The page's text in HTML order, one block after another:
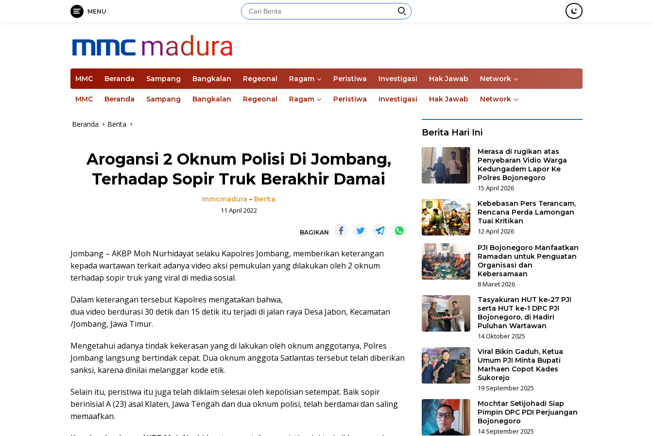
MENU
MMC Beranda Sampang Bangkalan Regeonal Ragam Peristiwa Investigasi Hak Jawab Network
MMC Beranda Sampang Bangkalan Regeonal Ragam Peristiwa Investigasi Hak Jawab Network
Beranda Berita
Arogansi 2 Oknum Polisi Di Jombang,
Terhadap Sopir Truk Berakhir Damai
mmcmadura - Berita
11 April 2022
BAGIKAN
Jombang – AKBP Moh Nurhidayat selaku Kapolres Jombang, memberikan keterangan
kepada wartawan terkait adanya video aksi pemukulan yang dilakukan oleh 2 oknum
terhadap sopir truk yang viral di media sosial.
Dalam keterangan tersebut Kapolres mengatakan bahwa,
dua video berdurasi 30 detik dan 15 detik itu terjadi di jalan raya Desa Jabon, Kecamatan
/Jombang, Jawa Timur.
Mengetahui adanya tindak kekerasan yang di lakukan oleh oknum anggotanya, Polres
Jombang langsung bertindak cepat. Dua oknum anggota Satlantas tersebut telah diberikan
sanksi, karena dinilai melanggar kode etik.
Selain itu, peristiwa itu juga telah diklaim selesai oleh kepolisian setempat. Baik sopir
berinisial A (23) asal Klaten, Jawa Tengah dan dua oknum polisi, telah berdamai dan saling
memaafkan.
Berita Hari Ini
Merasa di rugikan atas
Penyebaran Vidio Warga
Kedungadem Lapor Ke
Polres Bojonegoro
15 April 2026
Kebebasan Pers Terancam,
Rencana Perda Lamongan
Tuai Kritikan
12 April 2026
PJI Bojonegoro Manfaatkan
Ramadan untuk Penguatan
Organisasi dan
Kebersamaan
8 Maret 2026
Tasyakuran HUT ke-27 PJI
serta HUT ke-1 DPC PJI
Bojonegoro, di Hadiri
Puluhan Wartawan
14 Oktober 2025
Viral Bikin Gaduh, Ketua
Umum PJI Minta Bupati
Marhaen Copot Kades
Sukorejo
19 September 2025
Mochtar Setijohadi Siap
Pimpin DPC PDI Perjuangan
Bojonegoro
14 September 2025